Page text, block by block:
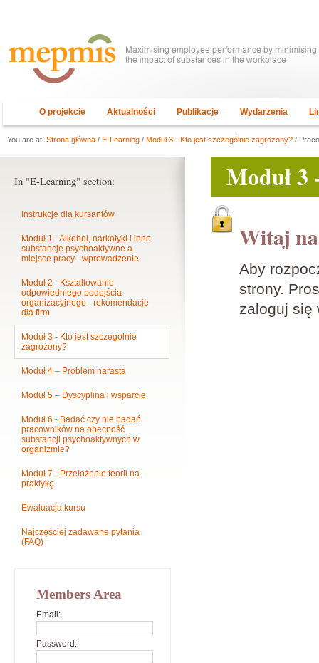
O projekcie Aktualności Publikacje Wydarzenia
You are at: Strona główna / E-Learning / Moduł 3 - Kto jest szczególnie zagrożony? /
Moduł 3
Witaj
Aby
strony.
zaloguj się
In "E-Learning" section:
Instrukcje dla kursantów
Moduł 1 - Alkohol, narkotyki i inne
substancje psychoaktywne a
miejsce pracy - wprowadzenie
Moduł 2 - Kształtowanie
odpowiedniego podejścia
organizacyjnego - rekomendacje
dla firm
Moduł 3 - Kto jest szczególnie
zagrożony?
Moduł 4 – Problem narasta
Moduł 5 – Dyscyplina i wsparcie
Moduł 6 - Badać czy nie badań
pracowników na obecność
substancji psychoaktywnych w
organizmie?
Moduł 7 - Przełożenie teorii na
praktykę
Ewaluacja kursu
Najczęściej zadawane pytania
(FAQ)
Members Area
Email:
Password: